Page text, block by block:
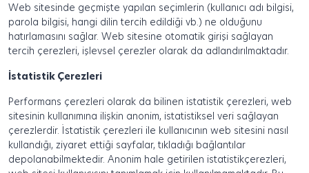
Web sitesinde geçmişte yapılan seçimlerin (kullanıcı adı bilgisi,
parola bilgisi, hangi dilin tercih edildiği vb.) ne olduğunu
hatırlamasını sağlar. Web sitesine otomatik girişi sağlayan
tercih çerezleri, işlevsel çerezler olarak da adlandırılmaktadır.
İstatistik Çerezleri
Performans çerezleri olarak da bilinen istatistik çerezleri, web
sitesinin kullanımına ilişkin anonim, istatistiksel veri sağlayan
çerezlerdir. İstatistik çerezleri ile kullanıcının web sitesini nasıl
kullandığı, ziyaret ettiği sayfalar, tıkladığı bağlantılar
depolanabilmektedir. Anonim hale getirilen istatistikçerezleri,